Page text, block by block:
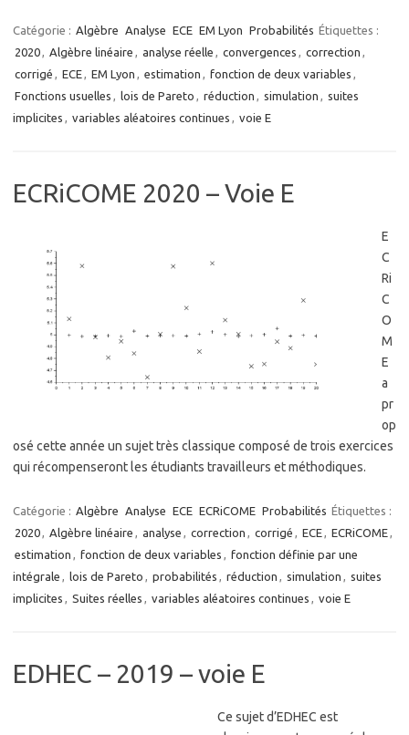
Catégorie : Algèbre Analyse ECE EM Lyon Probabilités Étiquettes :
2020, Algèbre linéaire , analyse réelle , convergences , correction ,
corrigé , ECE, EM Lyon , estimation , fonction de deux variables ,
Fonctions usuelles , lois de Pareto , réduction , simulation , suites
implicites , variables aléatoires continues , voie E
ECRiCOME 2020 – Voie E
E
C
Ri
C
O
M
E
a
pr
op
osé cette année un sujet très classique composé de trois exercices
qui récompenseront les étudiants travailleurs et méthodiques.
Catégorie : Algèbre Analyse ECE ECRiCOME Probabilités Étiquettes :
2020, Algèbre linéaire , analyse , correction , corrigé , ECE, ECRiCOME,
estimation , fonction de deux variables , fonction définie par une
intégrale , lois de Pareto , probabilités , réduction , simulation , suites
implicites , Suites réelles , variables aléatoires continues , voie E
EDHEC – 2019 – voie E
Ce sujet d’EDHEC est